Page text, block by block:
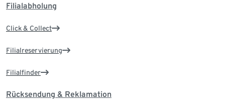
Filialabholung
Click & Collect
Filialreservierung
Filialfinder
Rücksendung & Reklamation